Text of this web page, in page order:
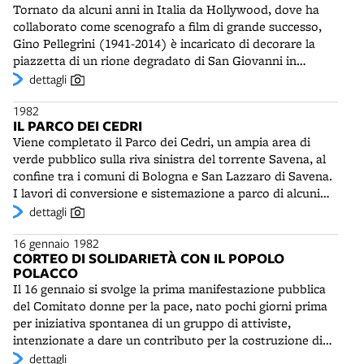
Berardinis, Magazzini Criminali, Dario Fo, ecc.) sotto la
gestione della Cooperativa Nuova Scena. Dopo alcune
fortunate stagioni al Teatro San Leonardo la Baracca
trasferirà la sua attività per i ragazzi al Teatro Testoni nel
quartiere Bolognina.
Tornato da alcuni anni in Italia da Hollywood, dove ha
collaborato come scenografo a film di grande successo,
Gino Pellegrini (1941-2014) è incaricato di decorare la
piazzetta di un rione degradato di San Giovanni in
Persiceto, scelta per ospitare una rassegna estiva di
di un palcoscenico teatrale, le facciate stesse delle case
vengono affrescate dall'artista vicentino con immagini
che ricordano il mondo rurale, ma anche il western.
L'effetto di illusione cinematografica è ampliato tramite
numerosi tromp l'oeil. Nelle estati del 1982 e 1983 alla
proiezione dei film si aggiungono esibizioni di giocolieri,
cantanti, intrattenitori. Intanto il pubblico, seduto ai
tavolini della piazzetta, può consumare cibi e bevande,
che provengono da uno degli edifici truccato da bar con
cucina. Dopo la manifestazione, la straordinaria
scenografia della piazzetta Betlemme, o degli Inganni,
resterà, pienamente accettata e rispettata dagli abitanti
del paese. Anzi, negli anni seguenti saranno aggiunti
nuovi motivi e nuove illusioni. Nel 2002 l'incipiente
degrado verrà efficacemente contrastato grazie
dettagli
1982
IL PARCO DEI CEDRI
Viene completato il Parco dei Cedri, un ampia area di
verde pubblico sulla riva sinistra del torrente Savena, al
confine tra i comuni di Bologna e San Lazzaro di Savena.
I lavori di conversione e sistemazione a parco di alcuni
terreni agricoli appartenenti ad antiche proprietà sono
terreno sono occupati da ampi prati solcati da sentieri e
intervallati da siepi e macchie di alberi esotici e
sempreverdi, tra i quali i cedri, da cui la denominazione
del parco. Lungo il corso del Savena è presente una
sottile fascia boscata di pioppi e salici. Il torrente è
attraversato da un ponte in legno che verrà
completamente ricostruito nel 2023. Nella parte
dettagli
16 gennaio 1982
CORTEO DI SOLIDARIETÀ CON IL POPOLO
POLACCO
Il 16 gennaio si svolge la prima manifestazione pubblica
del Comitato donne per la pace, nato pochi giorni prima
per iniziativa spontanea di un gruppo di attiviste,
intenzionate a dare un contributo per la costruzione di
un mondo di pace. Per le vie del centro cittadino si snoda
dettagli